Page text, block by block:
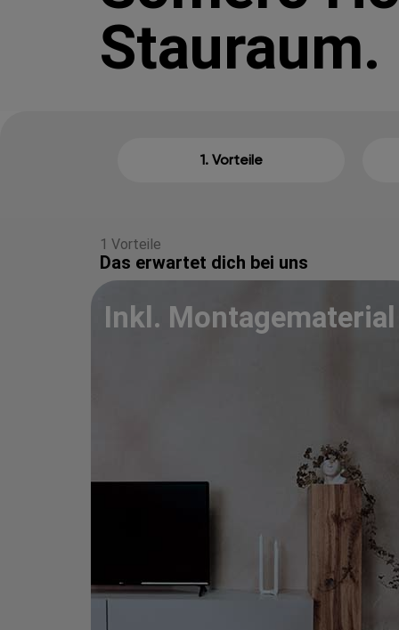
Stauraum.
1. Vorteile
1 Vorteile
Das erwartet dich bei uns
Inkl. Montagematerial